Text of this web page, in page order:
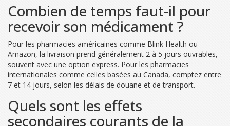
Combien de temps faut-il pour
recevoir son médicament ?
Pour les pharmacies américaines comme Blink Health ou
Amazon, la livraison prend généralement 2 à 5 jours ouvrables,
souvent avec une option express. Pour les pharmacies
internationales comme celles basées au Canada, comptez entre
7 et 14 jours, selon les délais de douane et de transport.
Quels sont les effets
secondaires courants de la